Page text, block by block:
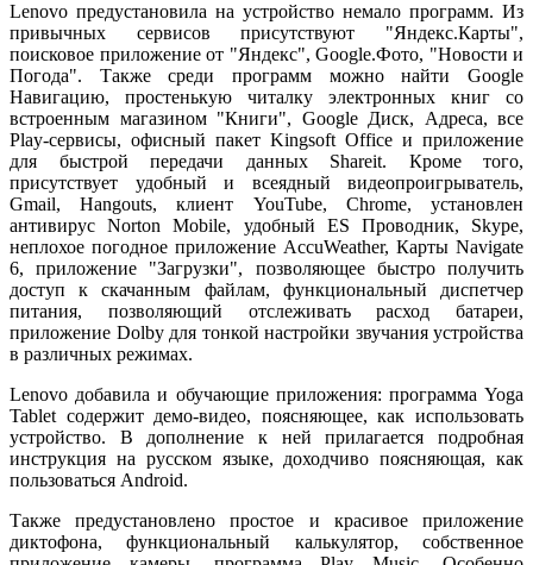
Lenovo предустановила на устройство немало программ. Из
привычных сервисов присутствуют "Яндекс.Карты",
поисковое приложение от "Яндекс", Google.Фото, "Новости и
Погода". Также среди программ можно найти Google
Навигацию, простенькую читалку электронных книг со
встроенным магазином "Книги", Google Диск, Адреса, все
Play-сервисы, офисный пакет Kingsoft Office и приложение
для быстрой передачи данных Shareit. Кроме того,
присутствует удобный и всеядный видеопроигрыватель,
Gmail, Hangouts, клиент YouTube, Chrome, установлен
антивирус Norton Mobile, удобный ES Проводник, Skype,
неплохое погодное приложение AccuWeather, Карты Navigate
6, приложение "Загрузки", позволяющее быстро получить
доступ к скачанным файлам, функциональный диспетчер
питания, позволяющий отслеживать расход батареи,
приложение Dolby для тонкой настройки звучания устройства
в различных режимах.
Lenovo добавила и обучающие приложения: программа Yoga
Tablet содержит демо-видео, поясняющее, как использовать
устройство. В дополнение к ней прилагается подробная
инструкция на русском языке, доходчиво поясняющая, как
пользоваться Android.
Также предустановлено простое и красивое приложение
диктофона, функциональный калькулятор, собственное